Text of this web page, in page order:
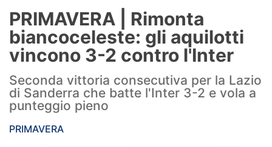
Formello
Infortuni
Primavera
Calciomercato
Lazio Women
PRIMAVERA | Rimonta
biancoceleste: gli aquilotti
vincono 3-2 contro l'Inter
Seconda vittoria consecutiva per la Lazio
di Sanderra che batte l'Inter 3-2 e vola a
punteggio pieno
PRIMAVERA